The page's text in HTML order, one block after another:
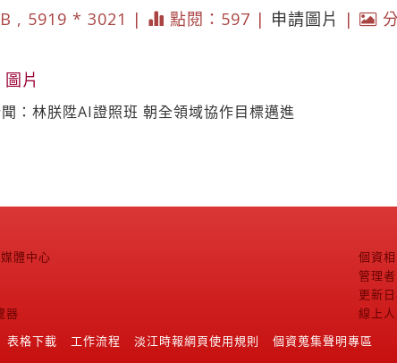
, 5919 * 3021 |
點閱：597 | 申請圖片 |
片
：林朕陞AI證照班 朝全領域協作目標邁進
體中心
器
個資
管理者
更新
線上
表格下載 工作流程 淡江時報網頁使用規則 個資蒐集聲明專區